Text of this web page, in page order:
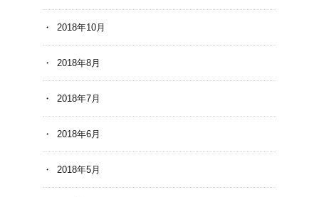
2018年10月
2018年8月
2018年7月
2018年6月
2018年5月